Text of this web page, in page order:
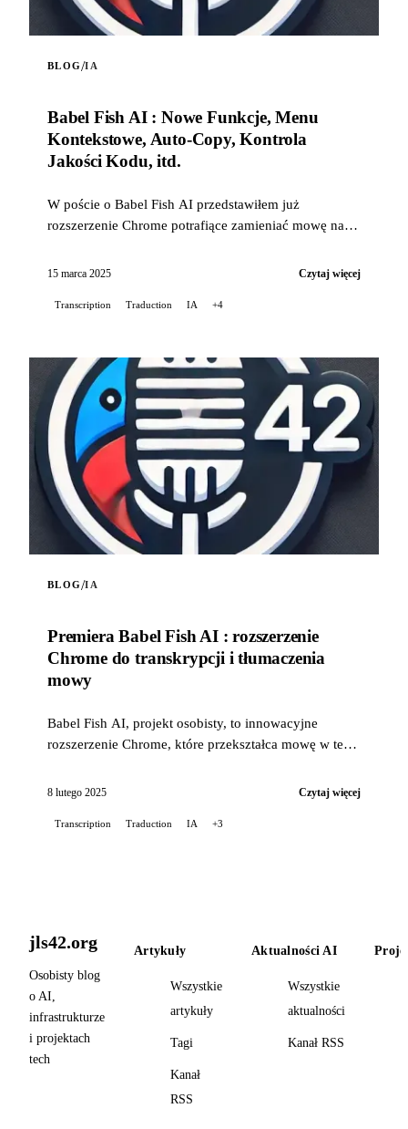
BLOG/IA
Babel Fish AI : Nowe Funkcje, Menu
Kontekstowe, Auto-Copy, Kontrola
Jakości Kodu, itd.
W poście o Babel Fish AI przedstawiłem już
rozszerzenie Chrome potrafiące zamieniać mowę na
również tłumaczenie w czasie rzeczywistym...
15 marca 2025 Czytaj więcej
Transcription Traduction IA +4
BLOG/IA
Premiera Babel Fish AI : rozszerzenie
Chrome do transkrypcji i tłumaczenia
mowy
Babel Fish AI, projekt osobisty, to innowacyjne
rozszerzenie Chrome, które przekształca mowę w tekst
automatycznego tłumaczenia...
8 lutego 2025 Czytaj więcej
Transcription Traduction IA +3
jls42.org
Osobisty blog
o AI,
infrastrukturze
i projektach
tech
Artykuły
Wszystkie
artykuły
Tagi
Kanał
RSS
Aktualności AI
Wszystkie
aktualności
Kanał RSS